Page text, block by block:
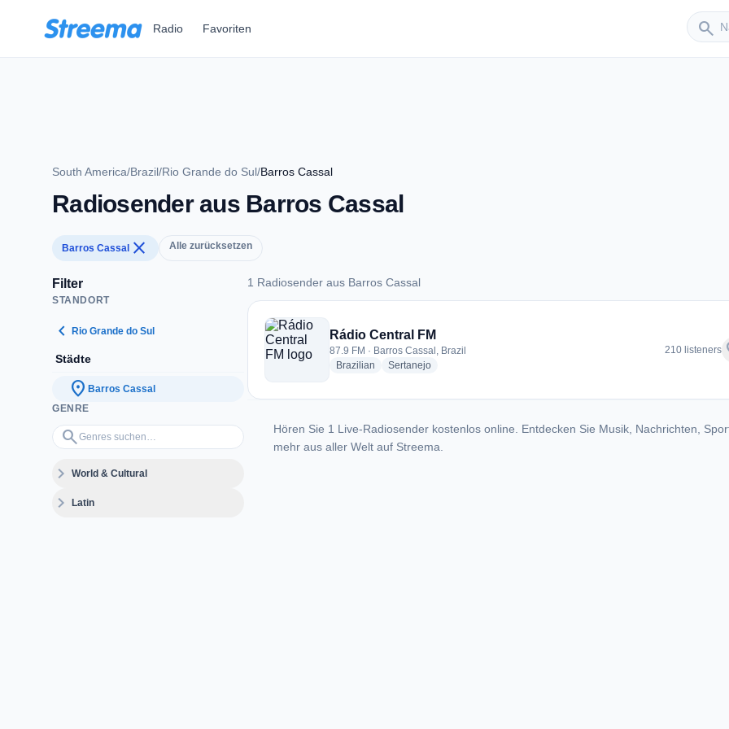
Radio Favoriten search
Sender
South America/Brazil/Rio Grande do Sul/Barros Cassal
Radiosender aus Barros Cassal
Barros Cassal close Alle zurücksetzen
Filter
STANDORT
chevron_left Rio Grande do Sul
Städte
location_on Barros Cassal
GENRE
search
Genres suchen…
expand_moreWorld & Cultural
expand_moreLatin
1 Radiosender aus Barros Cassal
1 Radiosender aus Barros Cassal
Rádio Central FM
87.9 FM · Barros Cassal, Brazil
Brazilian radio stations
Sertanejoradio stations
210 listeners
Hören Sie 1 Live-Radiosender kostenlos online. Entdecken Sie Musik, Nachrichten,
mehr aus aller Welt auf Streema.